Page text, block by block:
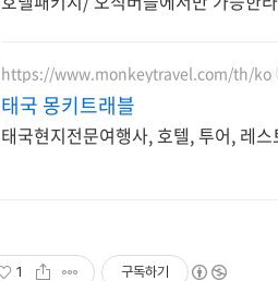
https://www.monkeytravel.com/th/ko
태국 몽키트래블
태국현지전문여행사, 호텔, 투어, 레
1 구독하기